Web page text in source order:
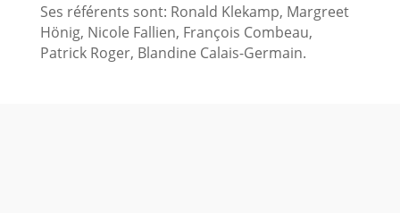
Ses référents sont: Ronald Klekamp, Margreet
Hönig, Nicole Fallien, François Combeau,
Patrick Roger, Blandine Calais-Germain.